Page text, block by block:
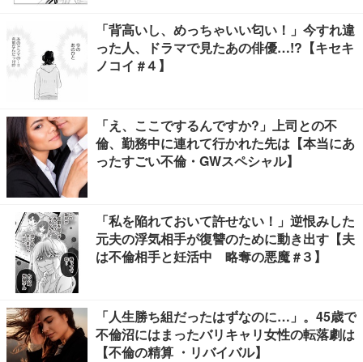
「背高いし、めっちゃいい匂い！」今すれ違
った人、ドラマで見たあの俳優…!?【キセキ
ノコイ #４】
「え、ここでするんですか?」上司との不
倫、勤務中に連れて行かれた先は【本当にあ
ったすごい不倫・GWスペシャル】
「私を陥れておいて許せない！」逆恨みした
元夫の浮気相手が復讐のために動き出す【夫
は不倫相手と妊活中 略奪の悪魔 #３】
「人生勝ち組だったはずなのに…」。45歳で
不倫沼にはまったバリキャリ女性の転落劇は
【不倫の精算 ・リバイバル】